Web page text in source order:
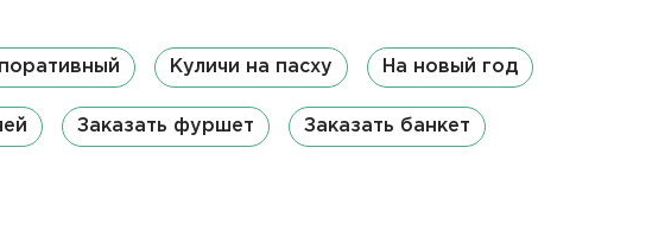
Куличи на пасху На новый год
Заказать фуршет Заказать банкет